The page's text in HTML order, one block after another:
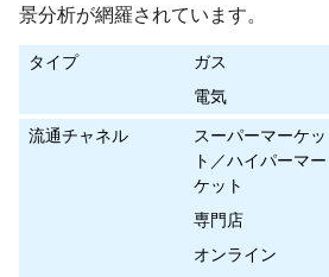
景分析が網羅されています。
タイプ
ガス
電気
流通チャネル
スーパーマーケッ
ト／ハイパーマー
ケット
専門店
オンライン